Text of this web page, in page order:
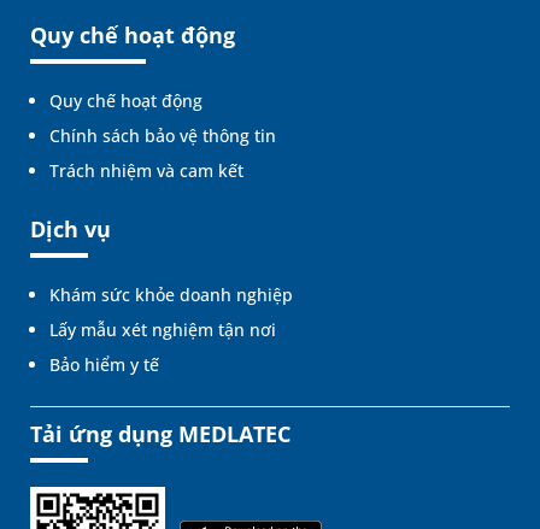
Quy chế hoạt động
Quy chế hoạt động
Chính sách bảo vệ thông tin
Trách nhiệm và cam kết
Dịch vụ
Khám sức khỏe doanh nghiệp
Lấy mẫu xét nghiệm tận nơi
Bảo hiểm y tế
Tải ứng dụng MEDLATEC